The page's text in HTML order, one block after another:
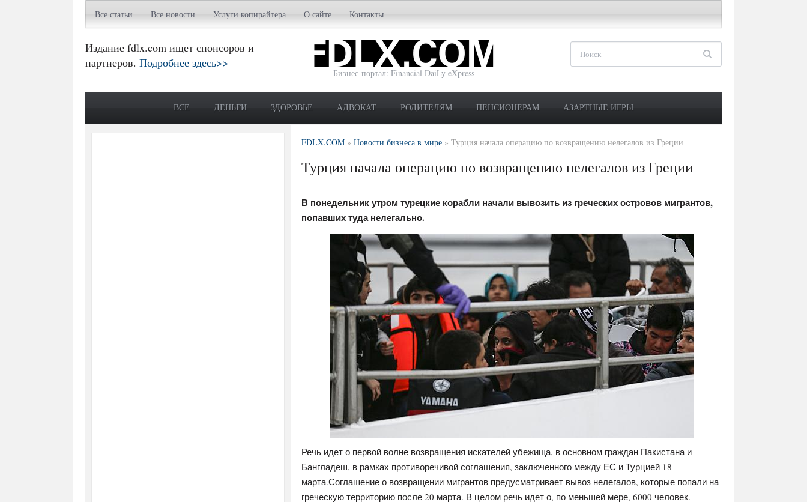
Все статьи Все новости Услуги копирайтера О сайте Контакты
Издание fdlx.com ищет спонсоров и
партнеров. Подробнее здесь>>
Бизнес-портал: Financial DaiLy eXpress
ВСЕ ДЕНЬГИ ЗДОРОВЬЕ АДВОКАТ РОДИТЕЛЯМ ПЕНСИОНЕРАМ АЗАРТНЫЕ ИГРЫ
FDLX.COM » Новости бизнеса в мире » Турция начала операцию по возвращению нелегалов из Греции
Турция начала операцию по возвращению нелегалов из Греции
В понедельник утром турецкие корабли начали вывозить из греческих островов мигрантов,
попавших туда нелегально.
Речь идет о первой волне возвращения искателей убежища, в основном граждан Пакистана и
Бангладеш, в рамках противоречивой соглашения, заключенного между ЕС и Турцией 18
марта.Соглашение о возвращении мигрантов предусматривает вывоз нелегалов, которые попали на
греческую территорию после 20 марта. В целом речь идет о, по меньшей мере, 6000 человек.